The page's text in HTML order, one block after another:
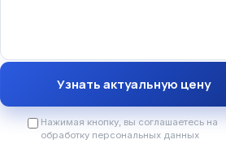
Нажимая кнопку, вы соглашаетесь на
обработку персональных данных